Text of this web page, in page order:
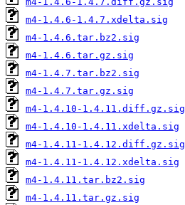
m4-1.4.6-1.4.7.xdelta.sig
m4-1.4.6.tar.bz2.sig
m4-1.4.6.tar.gz.sig
m4-1.4.7.tar.bz2.sig
m4-1.4.7.tar.gz.sig
m4-1.4.10-1.4.11.diff.gz.sig
m4-1.4.10-1.4.11.xdelta.sig
m4-1.4.11-1.4.12.diff.gz.sig
m4-1.4.11-1.4.12.xdelta.sig
m4-1.4.11.tar.bz2.sig
m4-1.4.11.tar.gz.sig